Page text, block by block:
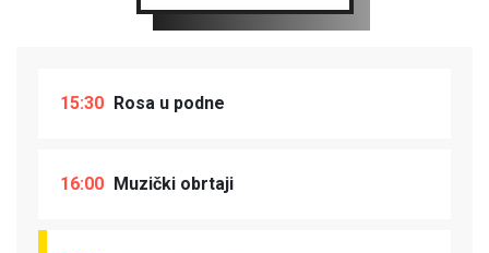
15:30 Rosa u podne
16:00 Muzički obrtaji